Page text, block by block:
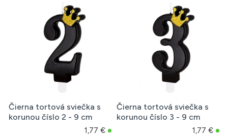
Čierna tortová sviečka s
korunou číslo 2 - 9 cm
1,77 €
Čierna tortová sviečka s
korunou číslo 3 - 9 cm
1,77 €